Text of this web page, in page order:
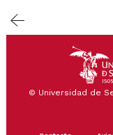
© Universidad de